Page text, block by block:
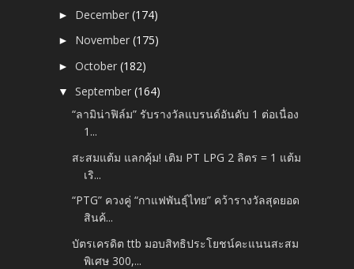
► December(174)
► November(175)
►October(182)
▼September(164)
“ลามิน่าฟิล์ม” รับรางวัลแบรนด์อันดับ 1 ต่อเนื่อง
1...
สะสมแต้ม แลกคุ้ม! เติม PT LPG 2 ลิตร = 1 แต้ม
เริ...
“PTG” ควงคู่ “กาแฟพันธุ์ไทย” คว้ารางวัลสุดยอด
สินค้...
บัตรเครดิต ttb มอบสิทธิประโยชน์คะแนนสะสม
พิเศษ 300,...